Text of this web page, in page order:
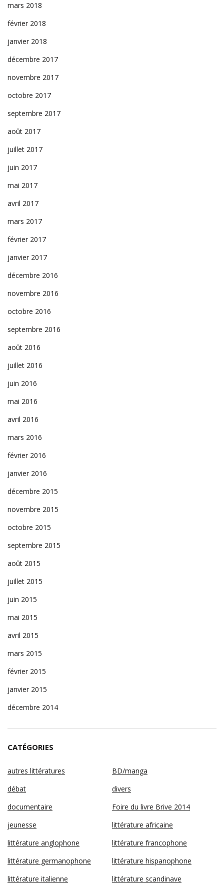
mars 2018
février 2018
janvier 2018
décembre 2017
novembre 2017
octobre 2017
septembre 2017
août 2017
juillet 2017
juin 2017
mai 2017
avril 2017
mars 2017
février 2017
janvier 2017
décembre 2016
novembre 2016
octobre 2016
septembre 2016
août 2016
juillet 2016
juin 2016
mai 2016
avril 2016
mars 2016
février 2016
janvier 2016
décembre 2015
novembre 2015
octobre 2015
septembre 2015
août 2015
juillet 2015
juin 2015
mai 2015
avril 2015
mars 2015
février 2015
janvier 2015
décembre 2014
CATÉGORIES
autres littératures
BD/manga
débat
divers
documentaire
Foire du livre Brive 2014
jeunesse
littérature africaine
littérature anglophone
littérature francophone
littérature germanophone
littérature hispanophone
littérature italienne
littérature scandinave